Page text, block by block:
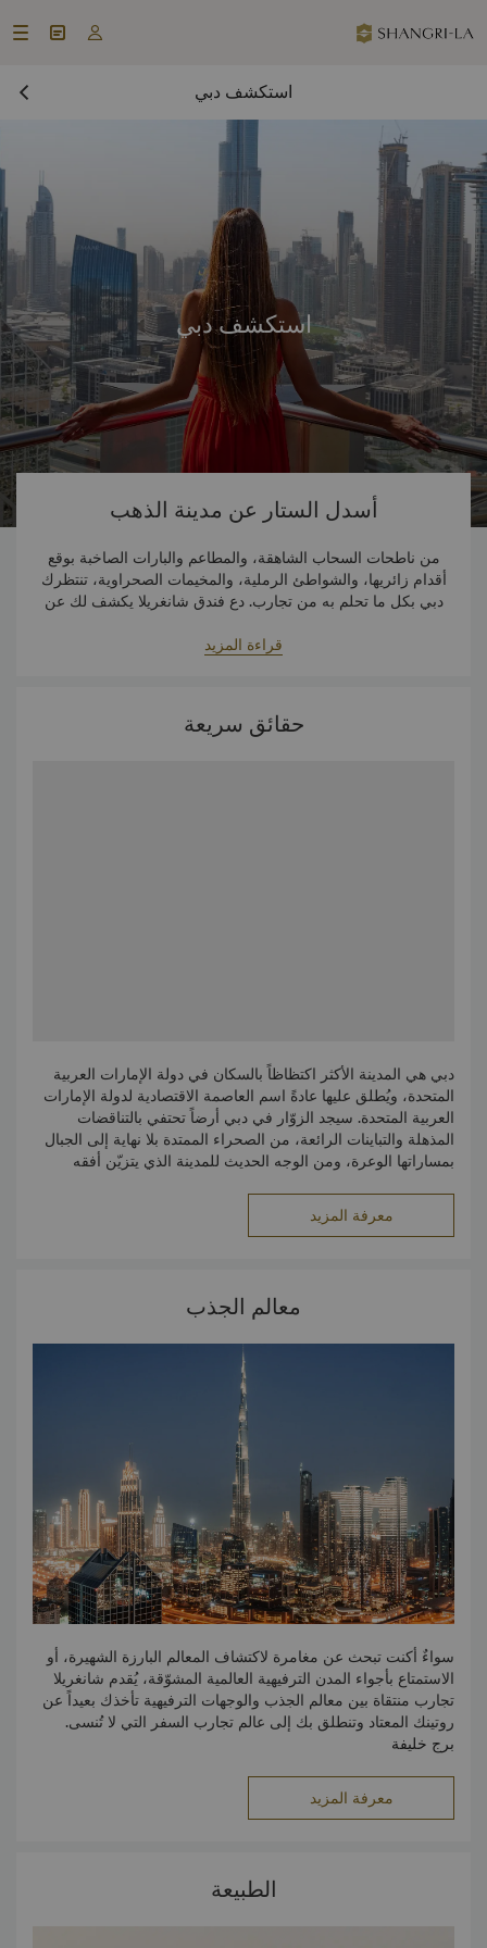



استكشف دبي
استكشف دبي
أسدل الستار عن مدينة الذهب
من ناطحات السحاب الشاهقة، والمطاعم والبارات الصاخبة بوقع
أقدام زائريها، والشواطئ الرملية، والمخيمات الصحراوية، تنتظرك
دبي بكل ما تحلم به من تجارب. دع فندق شانغريلا يكشف لك عن
الإنجازات التي حطمت الرقم القياسي، وبعض المفاجآت التي تكتمل
قراءة المزيد
حقائق سريعة
دبي هي المدينة الأكثر اكتظاظاً بالسكان في دولة الإمارات العربية
المتحدة، ويُطلق عليها عادةً اسم العاصمة الاقتصادية لدولة الإمارات
العربية المتحدة. سيجد الزوّار في دبي أرضاً تحتفي بالتناقضات
المذهلة والتباينات الرائعة، من الصحراء الممتدة بلا نهاية إلى الجبال
بمساراتها الوعرة، ومن الوجه الحديث للمدينة الذي يتزيّن أفقه
يعيش تحت سمائها من أعداد كبيرة من الوافدين والمغتربين، أصبحت
دبي بوتقة تمتزج فيها العديد من الثقافات، وتحتضن الكنائس والمعابد
معرفة المزيد
معالم الجذب
سواءٌ أكنت تبحث عن مغامرة لاكتشاف المعالم البارزة الشهيرة، أو
الاستمتاع بأجواء المدن الترفيهية العالمية المشوّقة، يُقدم شانغريلا
تجارب منتقاة بين معالم الجذب والوجهات الترفيهية تأخذك بعيداً عن
روتينك المعتاد وتنطلق بك إلى عالم تجارب السفر التي لا تُنسى.
برج خليفة
ارتفاعاً على مستوى العالم. توفّر هذه التحفة المعمارية إطلالات
مذهلة تحبس الأنفاس على المدينة بأكملها من سطح المرصد
دبي أكواريوم وحديقة الحيوانات
معرفة المزيد
الطبيعة